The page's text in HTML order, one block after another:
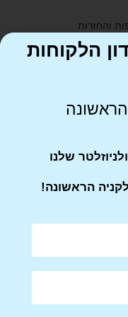
והחזרות
Mail This Product
הלקוחות
שלנו